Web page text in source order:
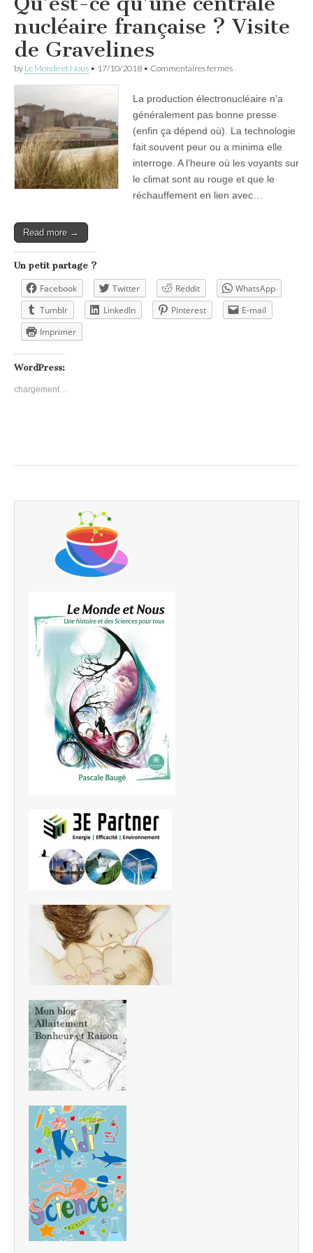
nucléaire française ? Visite
de Gravelines
by Le Monde et Nous • 17/10/2018 • Commentaires ferméssur
qu’une
centrale
nucléaire
française
?
de
Gravelines
La production électronucléaire n’a
généralement pas bonne presse
(enfin ça dépend où). La technologie
fait souvent peur ou a minima elle
interroge. A l’heure où les voyants sur
le climat sont au rouge et que le
réchauffement en lien avec…
Read more →
Un petit partage ?
Facebook Twitter Reddit
WhatsApp
Tumblr
LinkedIn Pinterest
E-mail
Imprimer
WordPress:
chargement…